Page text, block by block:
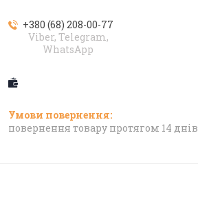
+380 (68) 208-00-77
Viber, Telegram,
WhatsApp
повернення товару протягом 14 днів